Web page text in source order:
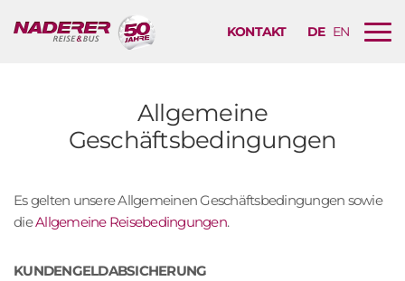
KONTAKT DE EN
B
n
Allgemeine
Geschäftsbedingungen
Es gelten unsere Allgemeinen Geschäftsbedingungen sowie
dieAllgemeine Reisebedingungen.
KUNDENGELDABSICHERUNG